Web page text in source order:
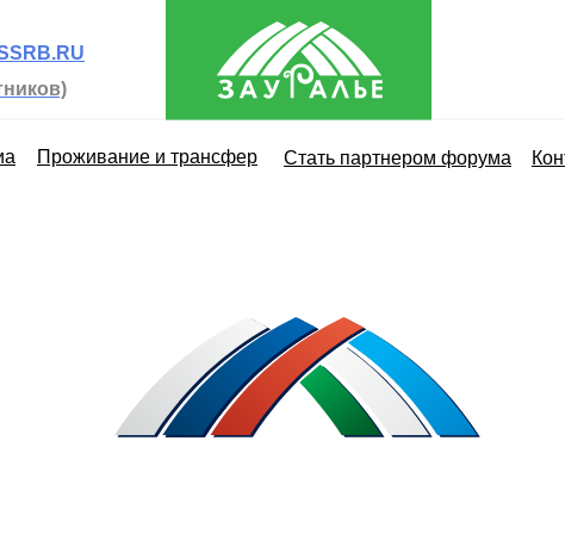
Проживание и трансфер Стать партнером форума